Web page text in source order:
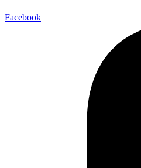
Facebook